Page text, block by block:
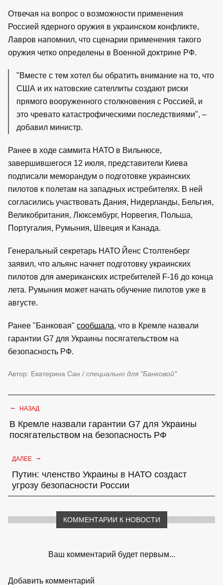
Отвечая на вопрос о возможности применения
Россией ядерного оружия в украинском конфликте,
Лавров напомнил, что сценарии применения такого
оружия четко определены в Военной доктрине РФ.
"Вместе с тем хотел бы обратить внимание на то, что
США и их натовские сателлиты создают риски
прямого вооруженного столкновения с Россией, и
это чревато катастрофическими последствиями", –
добавил министр.
Ранее в ходе саммита НАТО в Вильнюсе,
завершившегося 12 июля, представители Киева
подписали меморандум о подготовке украинских
пилотов к полетам на западных истребителях. В ней
согласились участвовать Дания, Нидерланды, Бельгия,
Великобритания, Люксембург, Норвегия, Польша,
Португалия, Румыния, Швеция и Канада.
Генеральный секретарь НАТО Йенс Столтенберг
заявил, что альянс начнет подготовку украинских
пилотов для американских истребителей F-16 до конца
лета. Румыния может начать обучение пилотов уже в
августе.
Ранее "Банковая" сообщала, что в Кремле назвали
гарантии G7 для Украины посягательством на
безопасность РФ.
Автор: Екатерина Сан / специально для "Банковой"
← НАЗАД
В Кремле назвали гарантии G7 для Украины
посягательством на безопасность РФ
ДАЛЕЕ →
Путин: членство Украины в НАТО создаст
угрозу безопасности России
КОММЕНТАРИИ К НОВОСТИ
Ваш комментарий будет первым...
Добавить комментарий